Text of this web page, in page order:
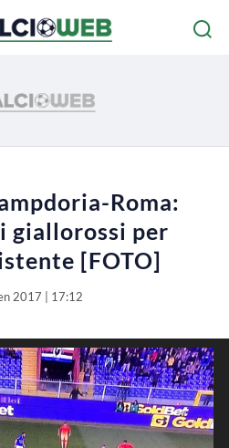
Roma:
giallorossi per
[FOTO]
2017 | 17:12